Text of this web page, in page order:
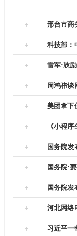
科技部：
划答记者
智能的开
先要夯实
两会带来
中国制造
参与一带
央视采访
的法律和
人都变透
别是：重
险经纪有
庆金诚互
布《2018
《报告》
业倾向于
物流协同
电子商务
善、发展
国务院:
了《关于
内容指出
体系不完
发布《关
意见》（
技术产业
河北网络
会，省人